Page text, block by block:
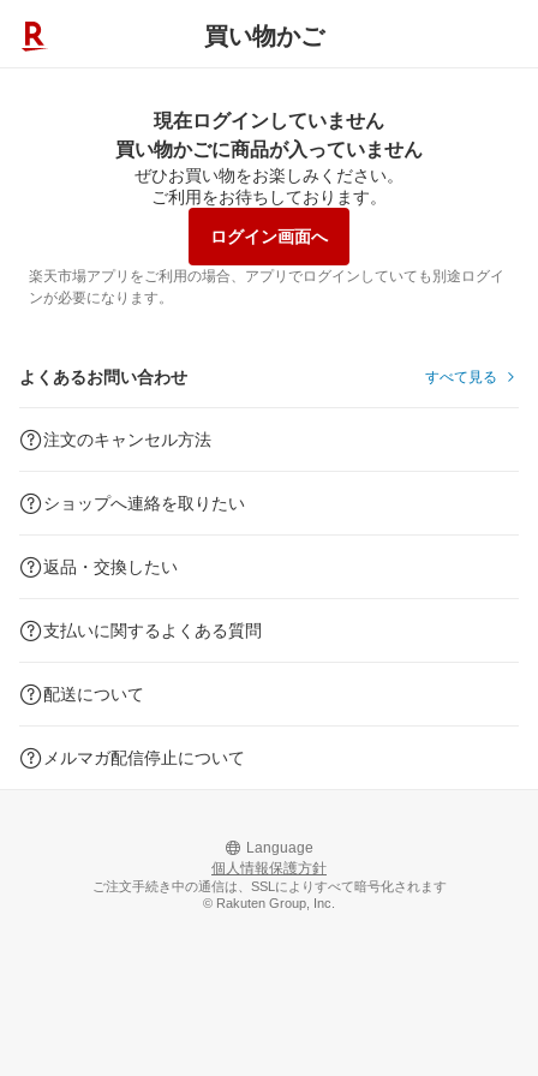
買い物かご
現在ログインしていません
買い物かごに商品が入っていません
ぜひお買い物をお楽しみください。
ご利用をお待ちしております。
ログイン画面へ
楽天市場アプリをご利用の場合、アプリでログインしていても別途ログイ
ンが必要になります。
よくあるお問い合わせ すべて見る
注文のキャンセル方法
ショップへ連絡を取りたい
返品・交換したい
支払いに関するよくある質問
配送について
メルマガ配信停止について
Language
個人情報保護方針
ご注文手続き中の通信は、SSLによりすべて暗号化されます
© Rakuten Group, Inc.